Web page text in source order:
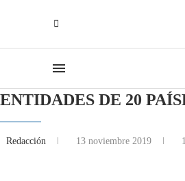
ENTIDADES DE 20
Redacción 13 noviembre 2019